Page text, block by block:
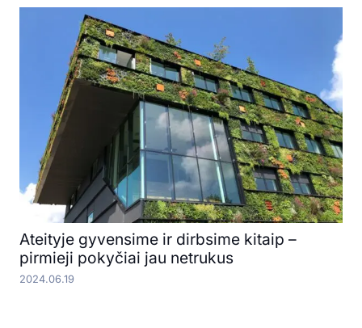
Ateityje gyvensime ir dirbsime kitaip –
pirmieji pokyčiai jau netrukus
2024.06.19